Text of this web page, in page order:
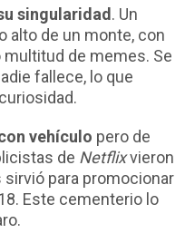
singularidad . Un
alto de un monte, con
multitud de memes. Se
fallece, lo que
vehículo pero de
de Netflixvieron
para promocionar
Este cementerio lo